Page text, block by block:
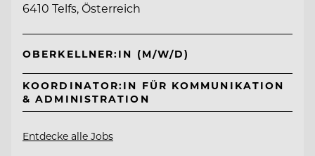
6410 Telfs, Österreich
OBERKELLNER:IN (M/W/D)
KOORDINATOR:IN FÜR KOMMUNIKATION
& ADMINISTRATION
Entdecke alle Jobs